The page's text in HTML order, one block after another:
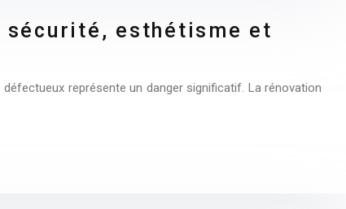
sécurité, esthétisme et
représente un danger significatif. La rénovation